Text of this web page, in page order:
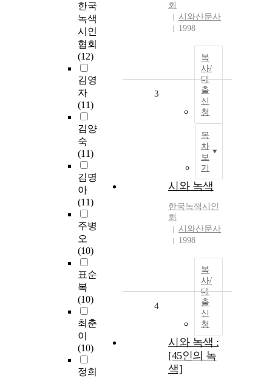
한국
녹색
시인
협회
(12)
김영
자
(11)
김양
숙
(11)
김명
아
(11)
주병
오
(10)
표순
복
(10)
최춘
이
(10)
정희
회
시와산문사
1998
복
사/
대
출
신
청
목
차
보
기
3
시와 녹색
한국녹색시인
회
시와산문사
1998
복
사/
대
출
신
청
4
시와 녹색 :
[45인의 녹
색]